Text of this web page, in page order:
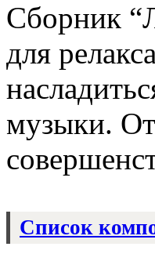
Сборник
для
музыки.
Список